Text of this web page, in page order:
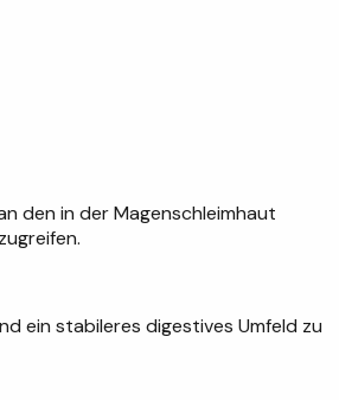
den in der Magenschleimhaut
ein stabileres digestives Umfeld zu